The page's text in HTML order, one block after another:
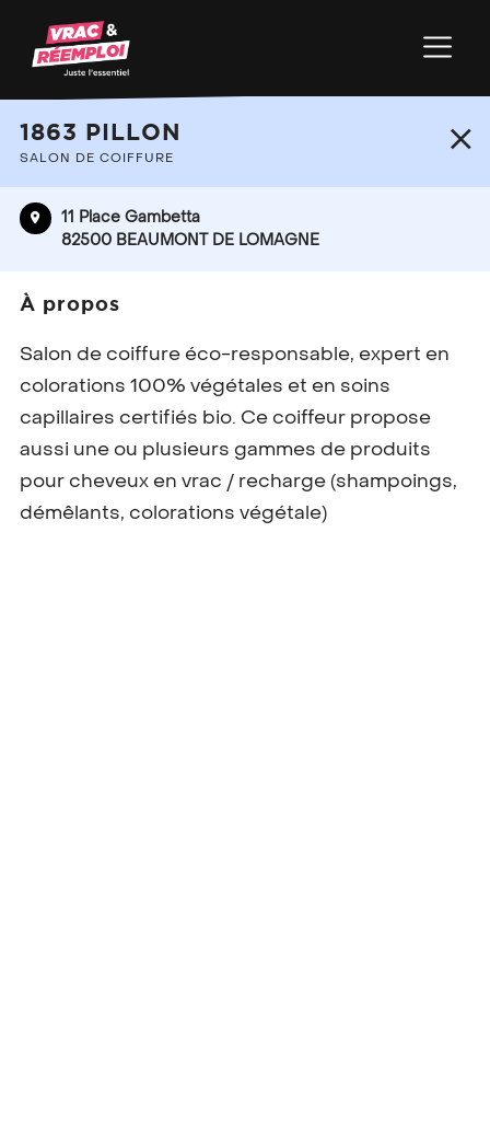
+
−
1863 PILLON
SALON DE COIFFURE
11 Place Gambetta
82500 BEAUMONT DE LOMAGNE
À propos
Salon de coiffure éco-responsable, expert en
colorations 100% végétales et en soins
capillaires certifiés bio. Ce coiffeur propose
aussi une ou plusieurs gammes de produits
pour cheveux en vrac / recharge (shampoings,
démêlants, colorations végétale)